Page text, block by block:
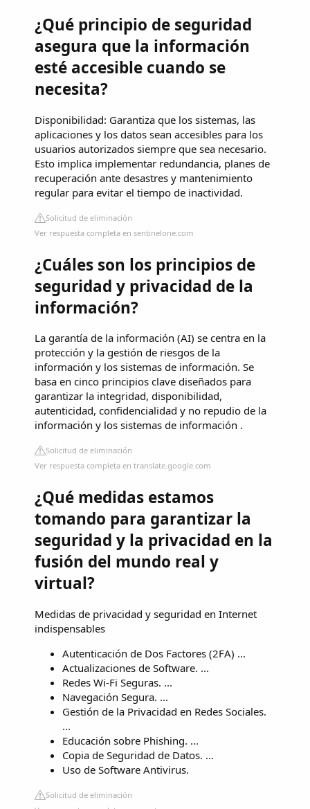
¿Qué principio de seguridad
asegura que la información
esté accesible cuando se
necesita?
Disponibilidad: Garantiza que los sistemas, las
aplicaciones y los datos sean accesibles para los
usuarios autorizados siempre que sea necesario.
Esto implica implementar redundancia, planes de
recuperación ante desastres y mantenimiento
regular para evitar el tiempo de inactividad.
Solicitud de eliminación
Ver respuesta completa en sentinelone.com
¿Cuáles son los principios de
seguridad y privacidad de la
información?
La garantía de la información (AI) se centra en la
protección y la gestión de riesgos de la
información y los sistemas de información. Se
basa en cinco principios clave diseñados para
garantizar la integridad, disponibilidad,
autenticidad, confidencialidad y no repudio de la
información y los sistemas de información .
Solicitud de eliminación
Ver respuesta completa en translate.google.com
¿Qué medidas estamos
tomando para garantizar la
seguridad y la privacidad en la
fusión del mundo real y
virtual?
Medidas de privacidad y seguridad en Internet
indispensables
Autenticación de Dos Factores (2FA) ...
Actualizaciones de Software. ...
Redes Wi-Fi Seguras. ...
Navegación Segura. ...
Gestión de la Privacidad en Redes Sociales.
...
Educación sobre Phishing. ...
Copia de Seguridad de Datos. ...
Uso de Software Antivirus.
Solicitud de eliminación